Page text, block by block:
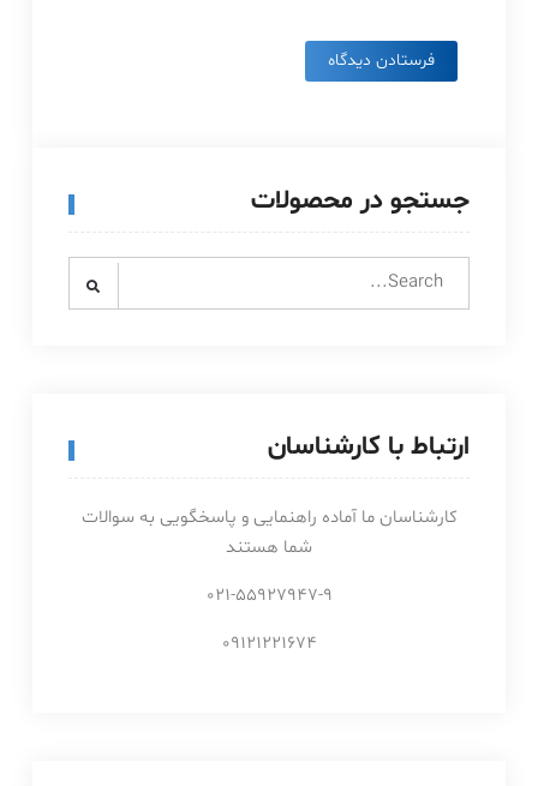
جستجو در محصولات
Search
ارتباط با کارشناسان
کارشناسان ما آماده راهنمایی و پاسخگویی به سوالات
شما هستند
021-55927947-9
09121221674